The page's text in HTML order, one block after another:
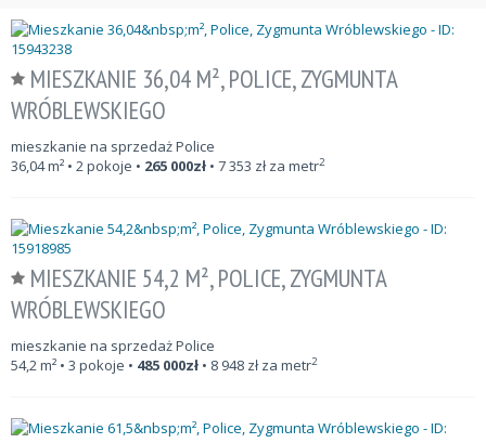
MIESZKANIE 36,04 M², POLICE, ZYGMUNTA
WRÓBLEWSKIEGO
mieszkanie na sprzedaż Police
36,04m² • 2 pokoje • 265 000zł • 7 353 zł za metr2
MIESZKANIE 54,2 M², POLICE, ZYGMUNTA
WRÓBLEWSKIEGO
mieszkanie na sprzedaż Police
54,2m² • 3 pokoje • 485 000zł • 8 948 zł za metr2